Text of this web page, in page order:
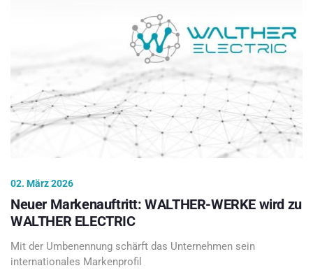
02. März 2026
Neuer Markenauftritt: WALTHER-WERKE wird zu
WALTHER ELECTRIC
Mit der Umbenennung schärft das Unternehmen sein
internationales Markenprofil